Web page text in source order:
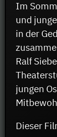
Im
und
in der
Ralf
jungen
Dieser